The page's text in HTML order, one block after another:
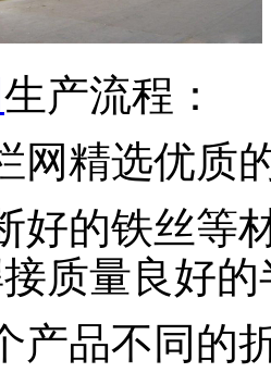
生产流程：
网精选优质
好的铁丝等
质量良好
产品不同的